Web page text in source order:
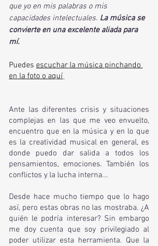
que yo en mis palabras o mis
capacidades intelectuales. La música se
convierte en una excelente aliada para
mí.
Puedes escuchar la música pinchando
en la foto o aquí
Ante las diferentes crisis y situaciones
complejas en las que me veo envuelto,
encuentro que en la música y en lo que
es la creatividad musical en general, es
donde puedo dar salida a todos los
pensamientos, emociones. También los
conflictos y la lucha interna...
Desde hace mucho tiempo que lo hago
así, pero estas obras no las mostraba. ¿A
quién le podría interesar? Sin embargo
me doy cuenta que soy privilegiado al
poder utilizar esta herramienta. Que la